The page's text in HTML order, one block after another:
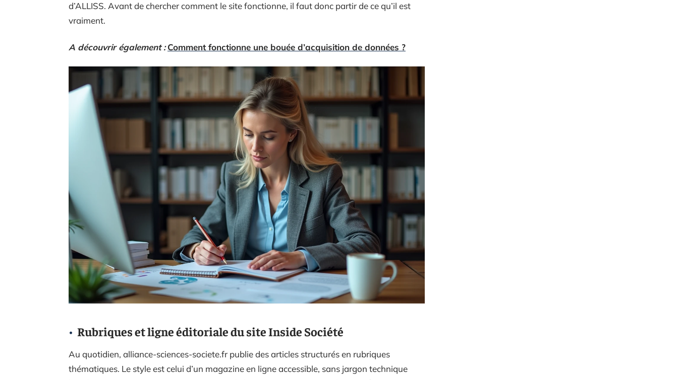
d’ALLISS. Avant de chercher comment le site fonctionne, il faut donc partir de ce qu’il est
vraiment.
A découvrir également : Comment fonctionne une bouée d’acquisition de données ?
Rubriques et ligne éditoriale du site Inside Société
Au quotidien, alliance-sciences-societe.fr publie des articles structurés en rubriques
thématiques. Le style est celui d’un magazine en ligne accessible, sans jargon technique